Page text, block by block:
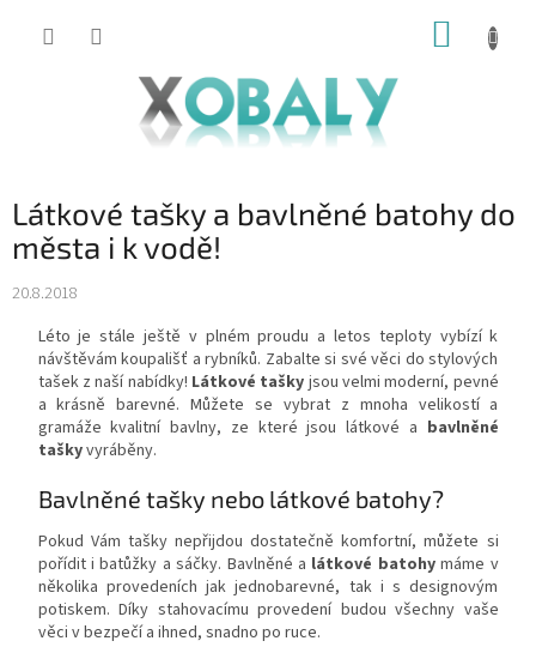
KOŠÍK
Látkové tašky a bavlněné batohy do
města i k vodě!
20.8.2018
Léto je stále ještě v plném proudu a letos teploty vybízí k
návštěvám koupališť a rybníků. Zabalte si své věci do stylových
tašek z naší nabídky! Látkové tašky jsou velmi moderní, pevné
a krásně barevné. Můžete se vybrat z mnoha velikostí a
gramáže kvalitní bavlny, ze které jsou látkové a bavlněné
taškyvyráběny.
Bavlněné tašky nebo látkové batohy?
Pokud Vám tašky nepřijdou dostatečně komfortní, můžete si
pořídit i batůžky a sáčky. Bavlněné a látkové batohymáme v
několika provedeních jak jednobarevné, tak i s designovým
potiskem. Díky stahovacímu provedení budou všechny vaše
věci v bezpečí a ihned, snadno po ruce.